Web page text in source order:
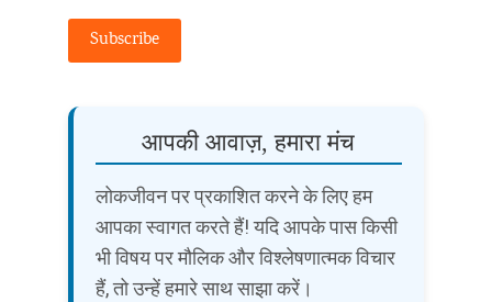
Subscribe
आपकी आवाज़, हमारा मंच
लोकजीवन पर प्रकाशित करने के लिए हम
आपका स्वागत करते हैं! यदि आपके पास किसी
भी विषय पर मौलिक और विश्लेषणात्मक विचार
हैं, तो उन्हें हमारे साथ साझा करें।